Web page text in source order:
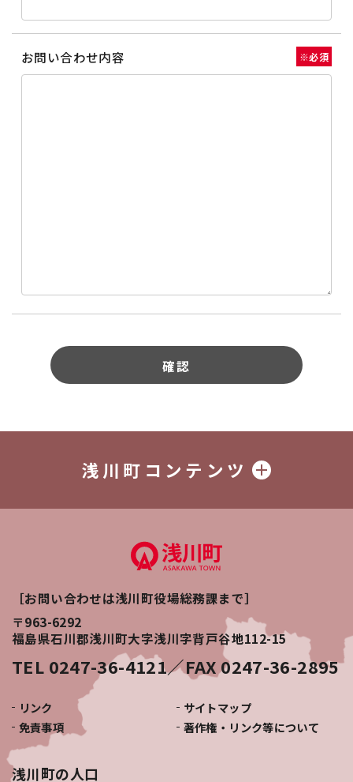
お問い合わせ内容 ※必須
浅川町コンテンツ
［お問い合わせは浅川町役場総務課まで］
〒963-6292
福島県石川郡浅川町大字浅川字背戸谷地112-15
TEL 0247-36-4121／FAX 0247-36-2895
リンク
サイトマップ
免責事項
著作権・リンク等について
浅川町の人口